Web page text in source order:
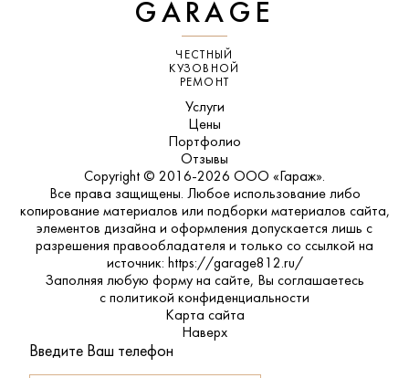
GARAGE
ЧЕСТНЫЙ
КУЗОВНОЙ
РЕМОНТ
Услуги
Цены
Портфолио
Отзывы
Copyright © 2016-2026 ООО «Гараж».
Все права защищены. Любое использование либо
копирование материалов или подборки материалов сайта,
элементов дизайна и оформления допускается лишь с
разрешения правообладателя и только со ссылкой на
источник: https://garage812.ru/
Заполняя любую форму на сайте, Вы соглашаетесь
с политикой конфиденциальности
Карта сайта
Наверх
Введите Ваш телефон